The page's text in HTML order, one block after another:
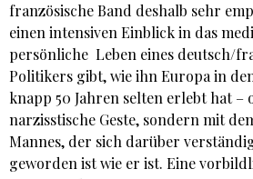
französische Band deshalb sehr
einen intensiven Einblick in das
persönliche Leben eines deutsch/
Politikers gibt, wie ihn Europa in
knapp 50 Jahren selten erlebt hat –
narzisstische Geste, sondern mit
Mannes, der sich darüber
geworden ist wie er ist. Eine